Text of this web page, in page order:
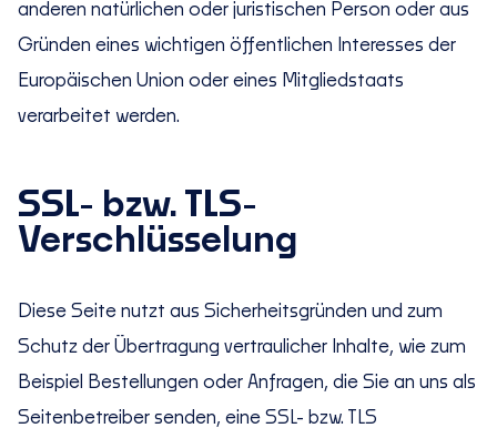
anderen natürlichen oder juristischen Person oder aus
Gründen eines wichtigen öffentlichen Interesses der
Europäischen Union oder eines Mitgliedstaats
verarbeitet werden.
SSL- bzw. TLS-
Verschlüsselung
Diese Seite nutzt aus Sicherheitsgründen und zum
Schutz der Übertragung vertraulicher Inhalte, wie zum
Beispiel Bestellungen oder Anfragen, die Sie an uns als
Seitenbetreiber senden, eine SSL- bzw. TLS